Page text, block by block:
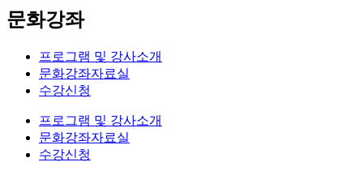
문화강좌
프로그램 및 강사소개
문화강좌자료실
수강신청
프로그램 및 강사소개
문화강좌자료실
수강신청